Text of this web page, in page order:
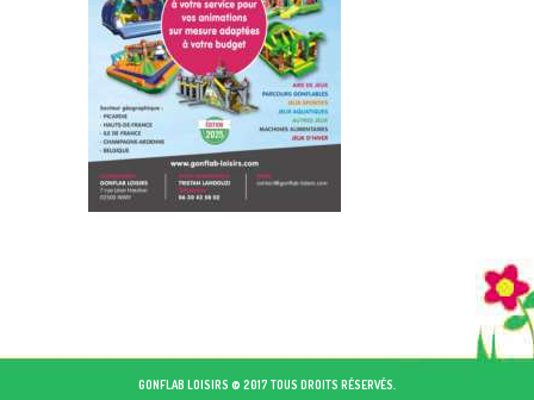
GONFLAB LOISIRS © 2017 TOUS DROITS RÉSERVÉS.